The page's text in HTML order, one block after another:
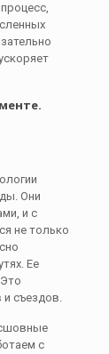
Они
и с
не только
Ее
и съездов.
с